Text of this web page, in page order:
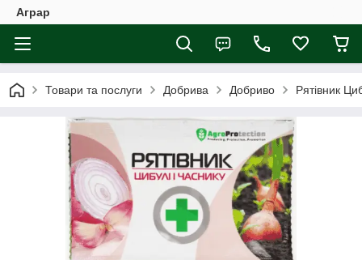
Аграр
Товари та послуги Добрива Добриво Рятівник